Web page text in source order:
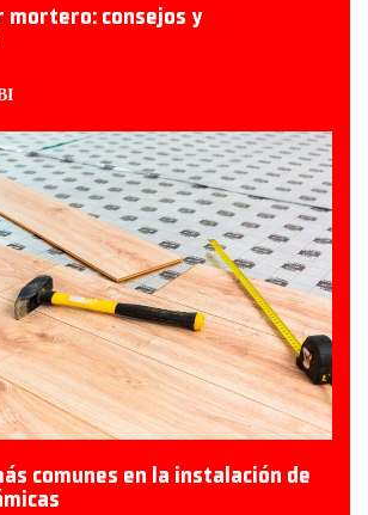
mortero: consejos y
comunes en la instalación de